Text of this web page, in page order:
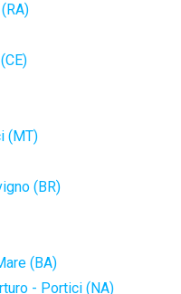
(MT)
(BR)
(BA)
- Portici (NA)